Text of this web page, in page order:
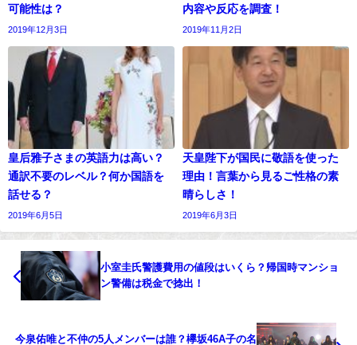
可能性は？
2019年12月3日
内容や反応を調査！
2019年11月2日
皇后雅子さまの英語力は高い？
通訳不要のレベル？何か国語を
話せる？
2019年6月5日
天皇陛下が国民に敬語を使った
理由！言葉から見るご性格の素
晴らしさ！
2019年6月3日
小室圭氏警護費用の値段はいくら？帰国時マンショ
ン警備は税金で捻出！
今泉佑唯と不仲の5人メンバーは誰？欅坂46A子の名